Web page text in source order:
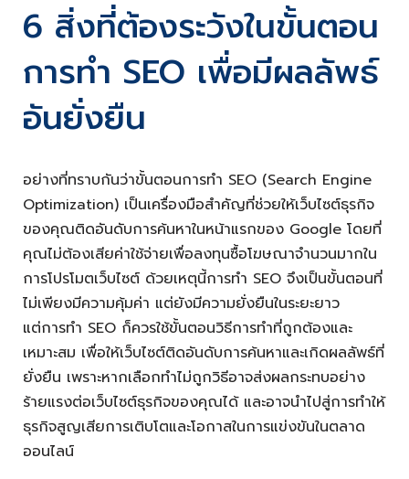
6 สิ่งที่ต้องระวังในขั้นตอน
การทำ SEO เพื่อมีผลลัพธ์
อันยั่งยืน
อย่างที่ทราบกันว่าขั้นตอนการทำ SEO (Search Engine
Optimization) เป็นเครื่องมือสำคัญที่ช่วยให้เว็บไซต์ธุรกิจ
ของคุณติดอันดับการค้นหาในหน้าแรกของ Google โดยที่
คุณไม่ต้องเสียค่าใช้จ่ายเพื่อลงทุนซื้อโฆษณาจำนวนมากใน
การโปรโมตเว็บไซต์ ด้วยเหตุนี้การทำ SEO จึงเป็นขั้นตอนที่
ไม่เพียงมีความคุ้มค่า แต่ยังมีความยั่งยืนในระยะยาว
แต่การทำ SEO ก็ควรใช้ขั้นตอนวิธีการทำที่ถูกต้องและ
เหมาะสม เพื่อให้เว็บไซต์ติดอันดับการค้นหาและเกิดผลลัพธ์ที่
ยั่งยืน เพราะหากเลือกทำไม่ถูกวิธีอาจส่งผลกระทบอย่าง
ร้ายแรงต่อเว็บไซต์ธุรกิจของคุณได้ และอาจนำไปสู่การทำให้
ธุรกิจสูญเสียการเติบโตและโอกาสในการแข่งขันในตลาด
ออนไลน์